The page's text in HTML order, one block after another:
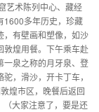
术陈列中心、藏经
1600多年历史，珍藏
，有壁画和塑像，如沙
敦煌用餐。下午乘车赴
一泉之称的月牙泉、登
，滑沙，开卡丁车，
煌市区，晚餐后返回
大家注意了，要是还